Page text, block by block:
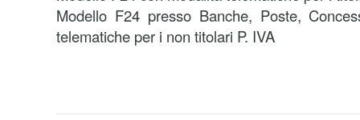
Modello F24 presso Banche, Poste,
telematiche per i non titolari P. IVA